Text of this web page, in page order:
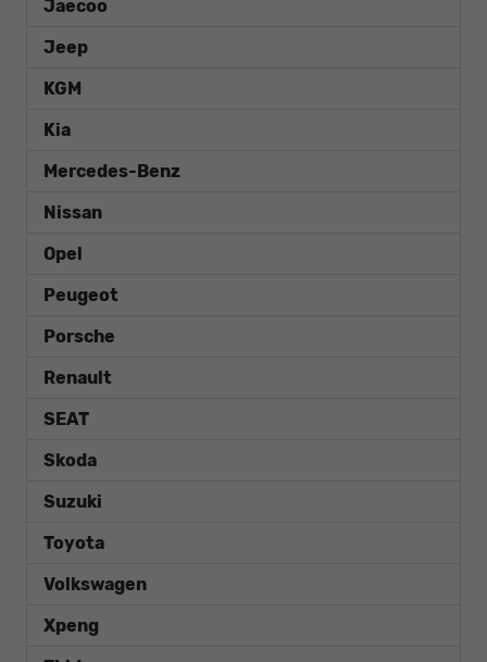
Jaecoo
Jeep
KGM
Kia
Mercedes-Benz
Nissan
Opel
Peugeot
Porsche
Renault
SEAT
Skoda
Suzuki
Toyota
Volkswagen
Xpeng